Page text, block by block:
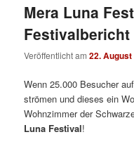
Mera Luna
Festivalbericht
Veröffentlicht am22. August
Wenn 25.000 Besucher
strömen und dieses ein
Wohnzimmer der
Luna Festival!